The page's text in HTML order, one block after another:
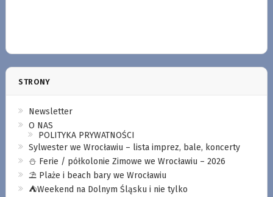
STRONY
Newsletter
O NAS
POLITYKA PRYWATNOŚCI
Sylwester we Wrocławiu – lista imprez, bale, koncerty
⛄️ Ferie / półkolonie Zimowe we Wrocławiu – 2026
⛱️ Plaże i beach bary we Wrocławiu
⛺️Weekend na Dolnym Śląsku i nie tylko